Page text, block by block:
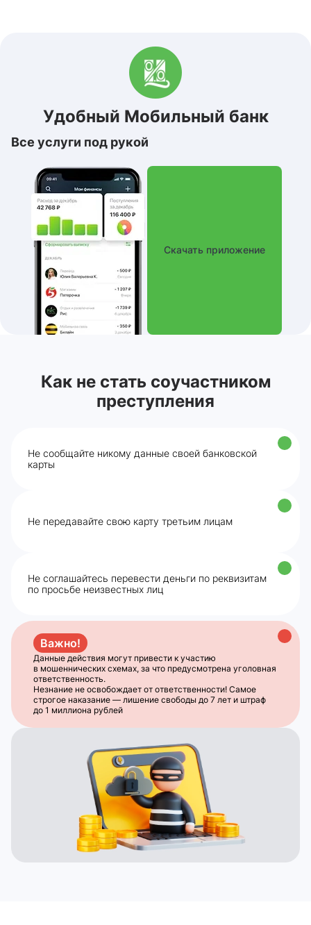
Удобный Мобильный банк
Все услуги под рукой
Скачать приложение
Как не стать соучастником
преступления
Не сообщайте никому данные своей банковской
карты
Не передавайте свою карту третьим лицам
Не соглашайтесь перевести деньги по реквизитам
по просьбе неизвестных лиц
Важно!
Данные действия могут привести к участию
в мошеннических схемах, за что предусмотрена уголовная
ответственность.
Незнание не освобождает от ответственности! Самое
строгое наказание — лишение свободы до 7 лет и штраф
до 1 миллиона рублей